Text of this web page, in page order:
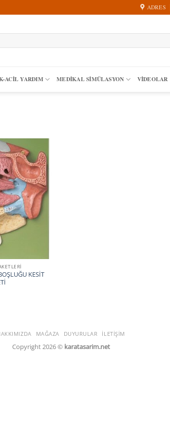
ADRES
ACIL YARDIM MEDIKAL SIMÜLASYON VİDEOLAR
KESİT
MAĞAZA DUYURULAR İLETIŞIM
Copyright 2026 © karatasarim.net